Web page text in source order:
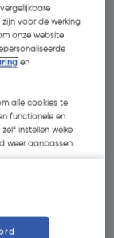
voor de werking
onze website
en
alle cookies te
functionele en
instellen welke
weer aanpassen.